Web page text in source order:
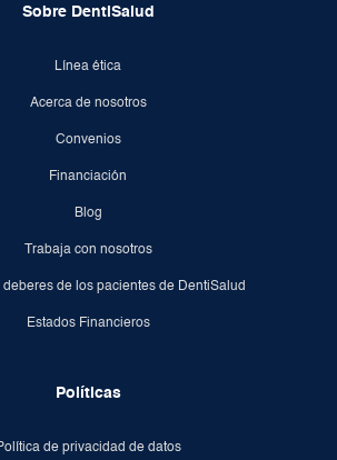
Sobre DentiSalud
Línea ética
Acerca de nosotros
Convenios
Financiación
Blog
Trabaja con nosotros
deberes de los pacientes de DentiSalud
Estados Financieros
Políticas
de privacidad de datos